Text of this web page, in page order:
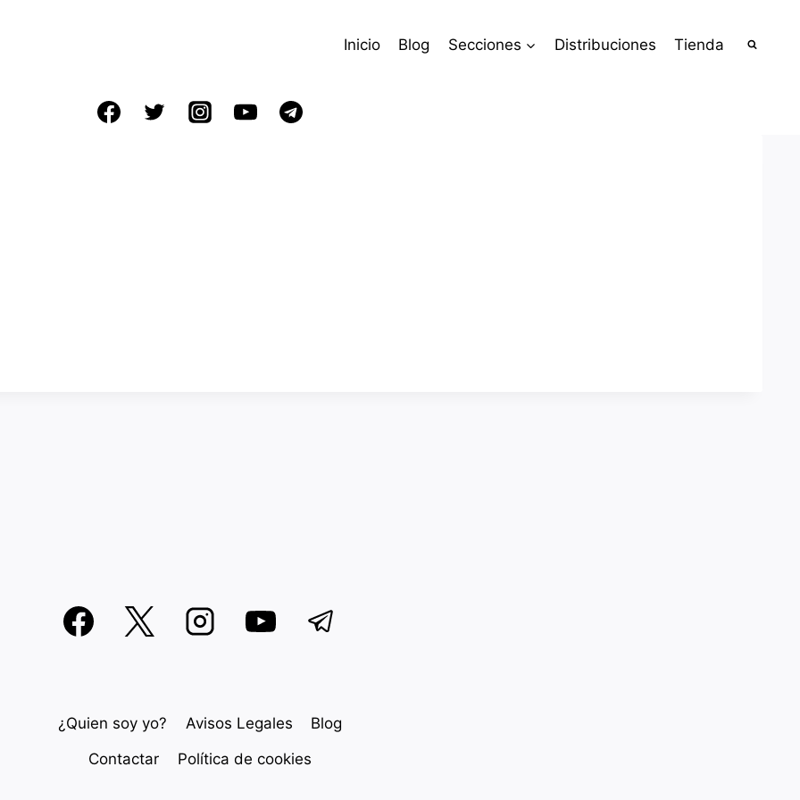
Inicio Blog Secciones Distribuciones Tienda
¿Quien soy yo? Avisos Legales Blog
Contactar Política de cookies